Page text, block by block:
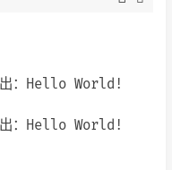
Hello World!